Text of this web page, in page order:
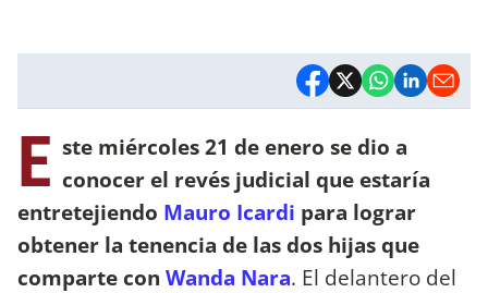
E ste miércoles 21 de enero se dio a
conocer el revés judicial que estaría
entretejiendo Mauro Icardi para lograr
obtener la tenencia de las dos hijas que
comparte con Wanda Nara. El delantero del